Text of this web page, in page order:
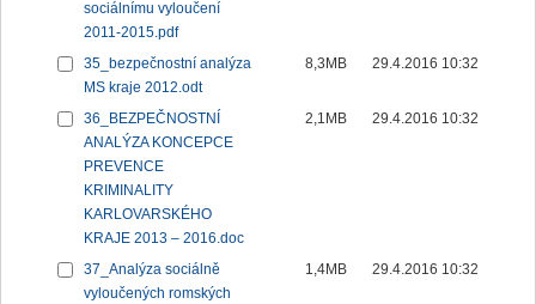
sociálnímu vyloučení
2011-2015.pdf
35_bezpečnostní analýza
MS kraje 2012.odt
8,3MB 29.4.2016 10:32
36_BEZPEČNOSTNÍ
ANALÝZA KONCEPCE
PREVENCE
KRIMINALITY
KARLOVARSKÉHO
KRAJE 2013 – 2016.doc
2,1MB 29.4.2016 10:32
37_Analýza sociálně
vyloučených romských
1,4MB 29.4.2016 10:32